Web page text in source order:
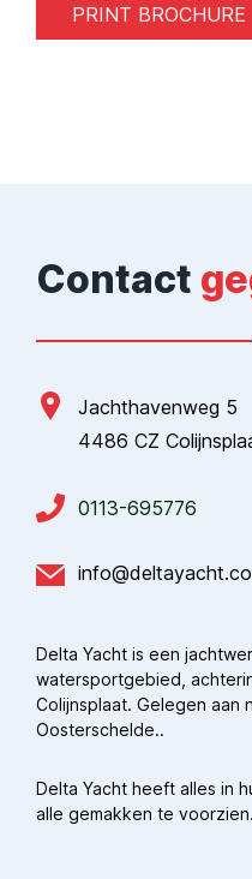
PRINT BROCHURE
Contact
Jachthavenweg 5
4486 CZ
0113-695776
Delta Yacht is een
watersportgebied,
Colijnsplaat. Gelegen aan
Oosterschelde..
Delta Yacht heeft alles in
alle gemakken te voorzien.